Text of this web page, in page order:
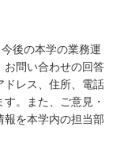
後の本学の業務運
お問い合わせの回答
ドレス、住所、電話
。また、ご意見・
報を本学内の担当部